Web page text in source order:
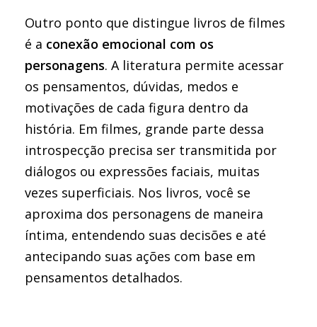
Outro ponto que distingue livros de filmes
é a conexão emocional com os
personagens. A literatura permite acessar
os pensamentos, dúvidas, medos e
motivações de cada figura dentro da
história. Em filmes, grande parte dessa
introspecção precisa ser transmitida por
diálogos ou expressões faciais, muitas
vezes superficiais. Nos livros, você se
aproxima dos personagens de maneira
íntima, entendendo suas decisões e até
antecipando suas ações com base em
pensamentos detalhados.